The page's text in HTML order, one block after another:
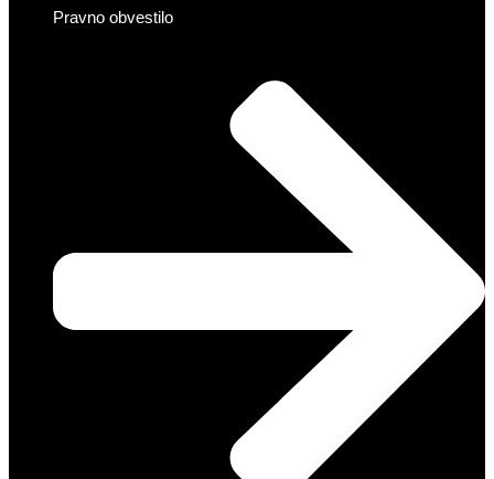
Pravno obvestilo